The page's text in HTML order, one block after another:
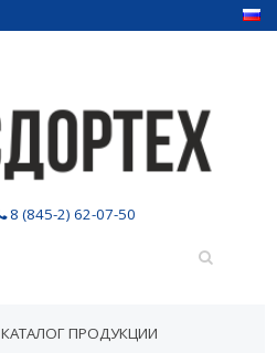
8 (845-2) 62-07-50
КАТАЛОГ ПРОДУКЦИИ